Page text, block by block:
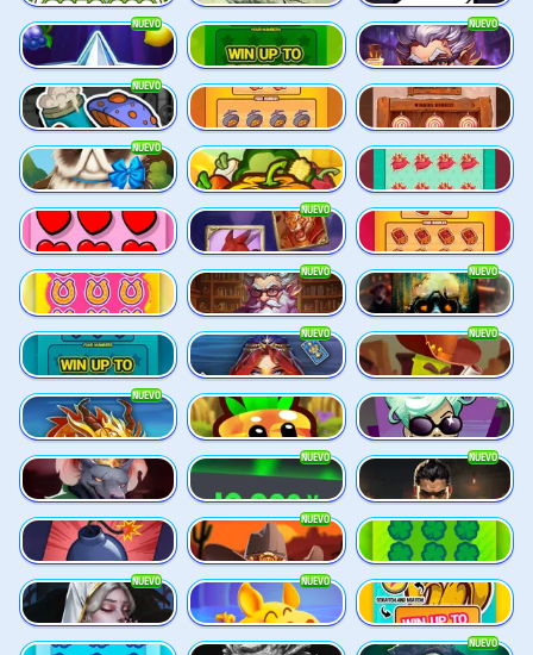
NUEVO
Lucky Multifruit Lucky Numbers x16
NUEVO
Merlin's Mania
NUEVO
Octo Attack Gold Rush Lucky Shot
NUEVO
Pug Life Harvest Wilds King Treasure
LOVE is all you need
NUEVO
Ronin Stackways Ruby Rush
Lucky Scratch
NUEVO
Merlins Alchemy
NUEVO
Rotten
Lucky Numbers x8
NUEVO
Orb of Destiny
NUEVO
Pickle Bandits
NUEVO
Shadow Strike King Carrot Mystery Motel
Junkyard Kings
NUEVO
Limbo
NUEVO
Mafia Clash
Mines
NUEVO
Old Gun Scratchy Big
NUEVO
Immortal Desire
NUEVO
Magic Piggy It's bananas!
NUEVO